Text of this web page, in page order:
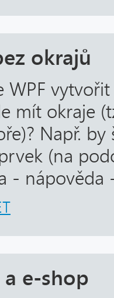
okrajů
WPF
mít okraje
Např.
(na
- nápověda
e-shop